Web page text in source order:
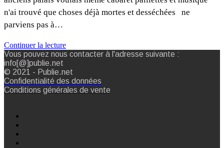
n'ai trouvé que choses déjà mortes et desséchées ne
parviens pas à…
Continuer la lecture
Vous pouvez nous contacter à l'adresse suivante :
info[@]publie.net
© 2021 - Publie.net
Confidentialité des données
Conditions générales de vente